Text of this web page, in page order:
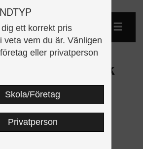
ett korrekt pris
veta vem du är. Vänligen
eller privatperson
Skola/Företag
Privatperson
vi fira Arbetsbok